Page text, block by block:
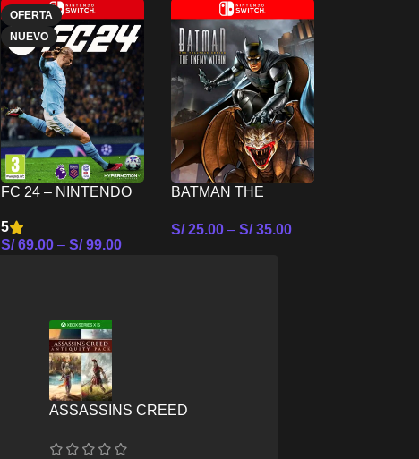
OFERTA
NUEVO
FC 24 – NINTENDO
5
S/69.00 – S/99.00
BATMAN THE
NINTENDO SWITCH
S/25.00 – S/35.00
ASSASSINS CREED
SERIES X/S